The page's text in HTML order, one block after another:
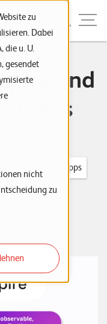
zu
Dabei
die u. U.
gesendet
nicht
zu
Menu
und
das
Engineering & Apps